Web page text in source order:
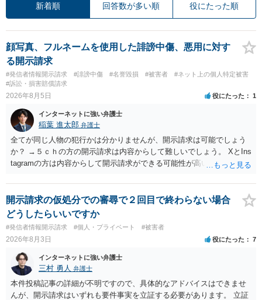
新着順 回答数が多い順 役にたった順
顔写真、フルネームを使用した誹謗中傷、悪用に対す
る開示請求
#発信者情報開示請求 #誹謗中傷 #名誉毀損 #被害者
#ネット上の個人特定被害
#訴訟・損害賠償請求
2026年8月5日 役にたった 1
インターネットに強い弁護士
稲葉 進太郎 弁護士
全てが同じ人物の犯行かは分かりませんが、開示請求は可能でしょう
か？ →５ｃｈの方の開示請求は内容からして難しいでしょう。 XとIns
tagramの方は内容からして開示請求ができる可能性が高いでしょう。
いでしょう。７月中にアカウントが削除されている場合、今から進め
ても失敗する可能性が高いように思われます。 相手を特定できた場
合、相手に全ての弁護士費用を負担させることは可能でしょうか？ →
訴訟外の交渉で相手方が認めれば負担させることができるでしょう。
訴訟で判決となった場合は、実際の弁護士費用が認められる場合と認
められない場合があり何ともいえないところでしょう。
開示請求の仮処分での審尋で２回目で終わらない場合
どうしたらいいですか
#発信者情報開示請求 #個人・プライベート #被害者
2026年8月3日 役にたった 7
インターネットに強い弁護士
三村 勇人 弁護士
本件投稿記事の詳細が不明ですので、具体的なアドバイスはできませ
んが、開示請求はいずれも要件事実を立証する必要があります。 立証